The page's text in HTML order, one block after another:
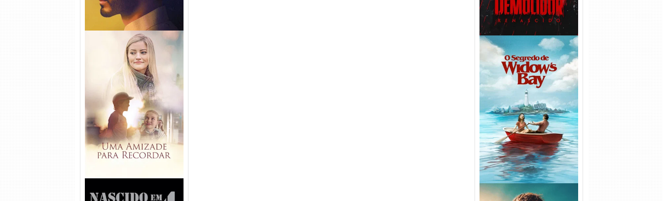
Uma Amizade para Recordar
Torrent (2025) WEB-DL 1080p
Dual Áudio
O Segredo de Widow’s Bay
1ª Temporada Torrent (2026)
WEB-DL 1080p Dual Áudio